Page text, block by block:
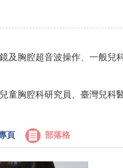
及胸腔超音波操作、一般兒
童胸腔科研究員、臺灣兒科
頁 部落格